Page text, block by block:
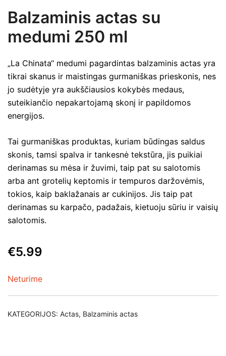
Balzaminis actas su
medumi 250 ml
„La Chinata“ medumi pagardintas balzaminis actas yra
tikrai skanus ir maistingas gurmaniškas prieskonis, nes
jo sudėtyje yra aukščiausios kokybės medaus,
suteikiančio nepakartojamą skonį ir papildomos
energijos.
Tai gurmaniškas produktas, kuriam būdingas saldus
skonis, tamsi spalva ir tankesnė tekstūra, jis puikiai
derinamas su mėsa ir žuvimi, taip pat su salotomis
arba ant grotelių keptomis ir tempuros daržovėmis,
tokios, kaip baklažanais ar cukinijos. Jis taip pat
derinamas su karpačo, padažais, kietuoju sūriu ir vaisių
salotomis.
€5.99
Neturime
KATEGORIJOS: Actas, Balzaminis actas